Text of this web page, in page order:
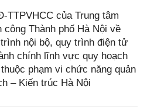
TTPVHCC của Trung tâm
công Thành phố Hà Nội về
nội bộ, quy trình điện tử
chính lĩnh vực quy hoạch
phạm vi chức năng quản
– Kiến trúc Hà Nội